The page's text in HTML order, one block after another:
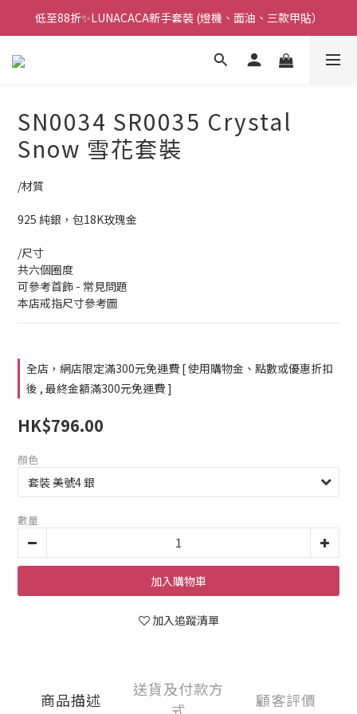
🌟指甲油新手入門優惠🌟低至85折
低至88折✨LUNACACA新手套裝 (燈機、面油、三款甲貼）
🌟指甲油新手入門優惠🌟低至85折
SN0034 SR0035 Crystal
Snow 雪花套裝
/材質
925 純銀，包18K玫瑰金
/尺寸
共六個圈度
可參考首飾 - 常見問題
本店戒指尺寸參考圖
全店，網店限定滿300元免運費 [ 使用購物金、點數或優惠折扣
後 , 最終金額滿300元免運費 ]
HK$796.00
顏色
數量
加入購物車
加入追蹤清單
商品描述
送貨及付款方
顧客評價